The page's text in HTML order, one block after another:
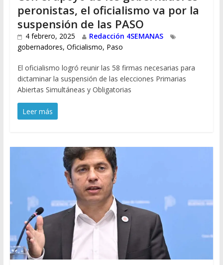
peronistas, el oficialismo va por la
suspensión de las PASO
4 febrero, 2025
Redacción 4SEMANAS
gobernadores, Oficialismo, Paso
El oficialismo logró reunir las 58 firmas necesarias para
dictaminar la suspensión de las elecciones Primarias
Abiertas Simultáneas y Obligatorias
Leer más